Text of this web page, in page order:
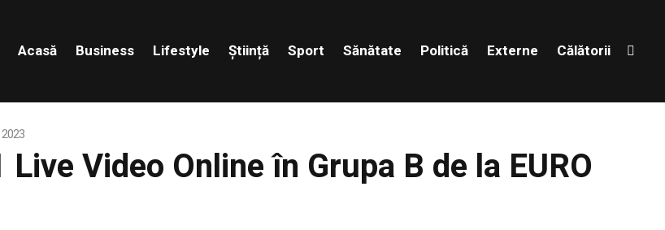
Acasă Business Lifestyle Știință Sport Sănătate Politică Externe Călătorii
Video Online în Grupa B de la EURO